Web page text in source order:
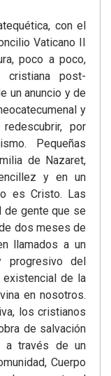
con el
Vaticano II
poco a poco,
cristiana post-
un anuncio y de
y
por
Pequeñas
de Nazaret,
y en un
es Cristo. Las
de gente que se
dos meses de
llamados a un
progresivo del
existencial de la
en nosotros.
los cristianos
de salvación
a través de un
Cuerpo